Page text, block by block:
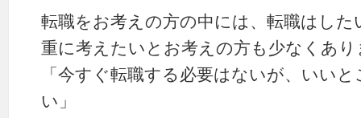
転職をお考えの方の中には、転職はし
重に考えたいとお考えの方も少なくあり
「今すぐ転職する必要はないが、いい
い」